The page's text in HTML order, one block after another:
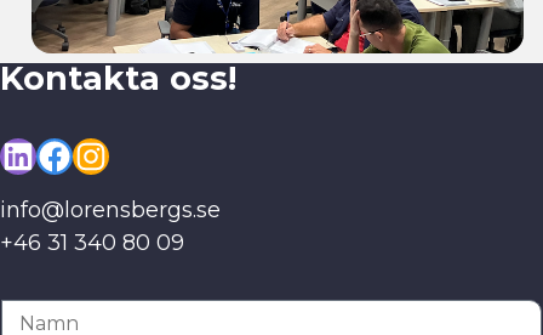
Kontakta oss!
LinkedIn
Facebook
Instagram
info@lorensbergs.se
+46 31 340 80 09